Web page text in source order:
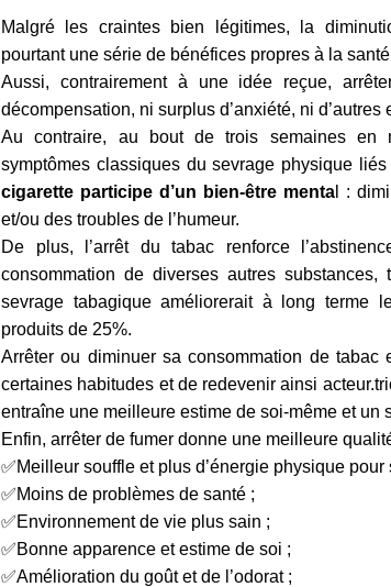
Malgré les craintes bien légitimes, la
pourtant une série de bénéfices propres à la
Aussi, contrairement à une idée reçue,
décompensation, ni surplus d’anxiété, ni
Au contraire, au bout de trois semaines en
symptômes classiques du sevrage physique
cigarette participe d’un bien-être menta l :
et/ou des troubles de l’humeur.
De plus, l’arrêt du tabac renforce
consommation de diverses autres
sevrage tabagique améliorerait à long terme
produits de 25%.
Arrêter ou diminuer sa consommation de
certaines habitudes et de redevenir ainsi
entraîne une meilleure estime de soi-même et un
Enfin, arrêter de fumer donne une meilleure
✅Meilleur souffle et plus d’énergie physique
✅Moins de problèmes de santé ;
✅Environnement de vie plus sain ;
✅Bonne apparence et estime de soi ;
✅Amélioration du goût et de l’odorat ;